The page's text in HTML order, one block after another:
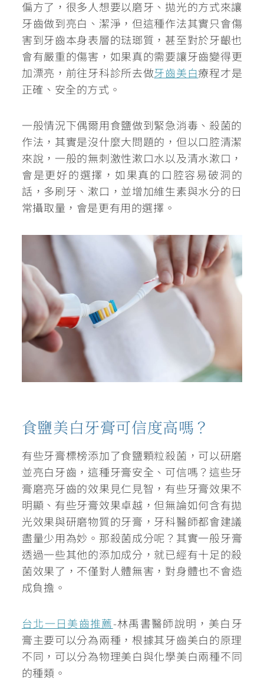
偏方了，很多人想要以磨牙、拋光的方式來讓
牙齒做到亮白、潔淨，但這種作法其實只會傷
害到牙齒本身表層的琺瑯質，甚至對於牙齦也
會有嚴重的傷害 ，如果真的需要讓牙齒變得更
加漂亮，前往牙科診所去做牙齒美白療程才是
正確、安全的方式。
一般情況下偶爾用食鹽做到緊急消毒、殺菌的
作法，其實是沒什麼大問題的，但以口腔清潔
來說，一般的無刺激性漱口水以及清水漱口，
會是更好的選擇，如果真的口腔容易破洞的
話， 多刷牙、漱口，並增加維生素與水分的日
常攝取量 ，會是更有用的選擇。
食鹽美白牙膏可信度高嗎？
有些牙膏標榜添加了食鹽顆粒殺菌，可以研磨
並亮白牙齒，這種牙膏安全、可信嗎？這些牙
膏磨亮牙齒的效果見仁見智，有些牙膏效果不
明顯、有些牙膏效果卓越，但無論如何含有拋
光效果與研磨物質的牙膏，牙科醫師都會建議
盡量少用為妙。那殺菌成分呢？ 其實一般牙膏
透過一些其他的添加成分，就已經有十足的殺
菌效果了 ，不僅對人體無害，對身體也不會造
成負擔。
台北一日美齒推薦-林禹書醫師說明，美白牙
膏主要可以分為兩種，根據其牙齒美白的原理
不同，可以分為物理美白與化學美白兩種不同
的種類。